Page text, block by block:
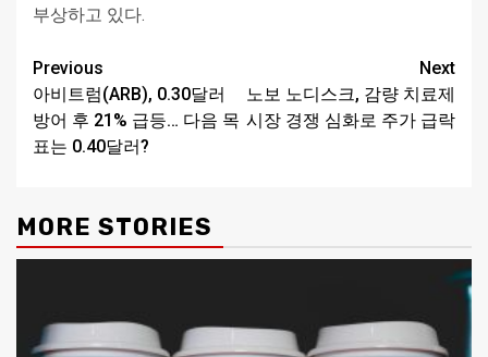
부상하고 있다.
Continue
Reading
Previous
아비트럼(ARB), 0.30달러
방어 후 21% 급등… 다음 목
표는 0.40달러?
Next
노보 노디스크, 감량 치료제
시장 경쟁 심화로 주가 급락
MORE STORIES